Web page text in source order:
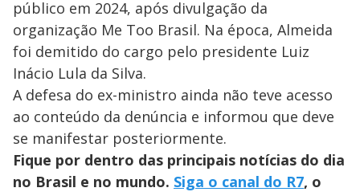
público em 2024, após divulgação da
organização Me Too Brasil. Na época, Almeida
foi demitido do cargo pelo presidente Luiz
Inácio Lula da Silva.
A defesa do ex-ministro ainda não teve acesso
ao conteúdo da denúncia e informou que deve
se manifestar posteriormente.
Fique por dentro das principais notícias do dia
no Brasil e no mundo. Siga o canal do R7, o